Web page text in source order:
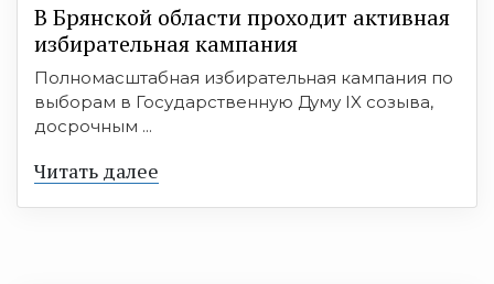
В Брянской области проходит активная
избирательная кампания
Полномасштабная избирательная кампания по
выборам в Государственную Думу IX созыва,
досрочным ...
Читать далее